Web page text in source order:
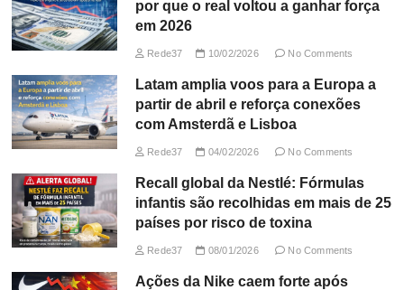
por que o real voltou a ganhar força
em 2026
Rede37 10/02/2026 No Comments
Latam amplia voos para a Europa a
partir de abril e reforça conexões
com Amsterdã e Lisboa
Rede37 04/02/2026 No Comments
Recall global da Nestlé: Fórmulas
infantis são recolhidas em mais de 25
países por risco de toxina
Rede37 08/01/2026 No Comments
Ações da Nike caem forte após